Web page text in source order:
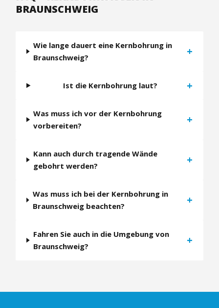
BRAUNSCHWEIG
Wie lange dauert eine Kernbohrung in
Braunschweig?
+
Ist die Kernbohrung laut? +
Was muss ich vor der Kernbohrung
vorbereiten?
+
Kann auch durch tragende Wände
gebohrt werden?
+
Was muss ich bei der Kernbohrung in
Braunschweig beachten?
+
Fahren Sie auch in die Umgebung von
Braunschweig?
+